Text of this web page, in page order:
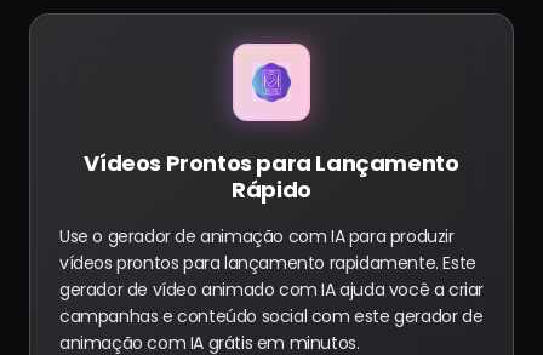
Vídeos Prontos para Lançamento
Rápido
Use o gerador de animação com IA para produzir
vídeos prontos para lançamento rapidamente. Este
gerador de vídeo animado com IA ajuda você a criar
campanhas e conteúdo social com este gerador de
animação com IA grátis em minutos.